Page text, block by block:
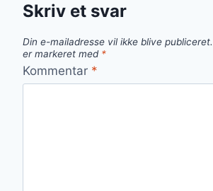
Skriv et svar
Din e-mailadresse vil ikke blive publiceret.
er markeret med *
Kommentar *